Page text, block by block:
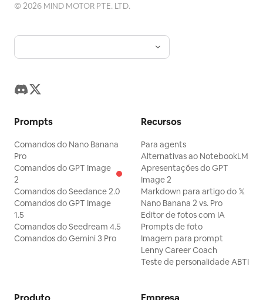
©2026 MIND MOTOR PTE. LTD.
Prompts
Comandos do Nano Banana
Pro
Comandos do GPT Image
2
Comandos do Seedance 2.0
Comandos do GPT Image
1.5
Comandos do Seedream 4.5
Comandos do Gemini 3 Pro
Recursos
Para agents
Alternativas ao NotebookLM
Apresentações do GPT
Image 2
Markdown para artigo do 𝕏
Nano Banana 2 vs. Pro
Editor de fotos com IA
Prompts de foto
Imagem para prompt
Lenny Career Coach
Teste de personalidade ABTI